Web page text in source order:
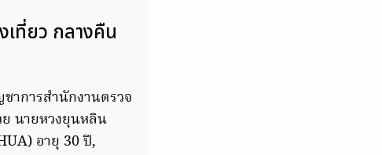
เที่ยว กลางคืน
าการสำนักงานตรวจ
ย นายหวงยุนหลิน
อายุ 30 ปี,